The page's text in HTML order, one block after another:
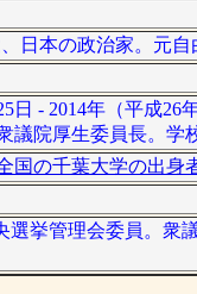
日本の政治家。元自
- 2014年（平成
院厚生委員長。学
国の千葉大学の出身
選挙管理会委員。